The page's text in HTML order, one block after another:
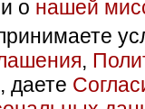
и о нашей
,
, даете